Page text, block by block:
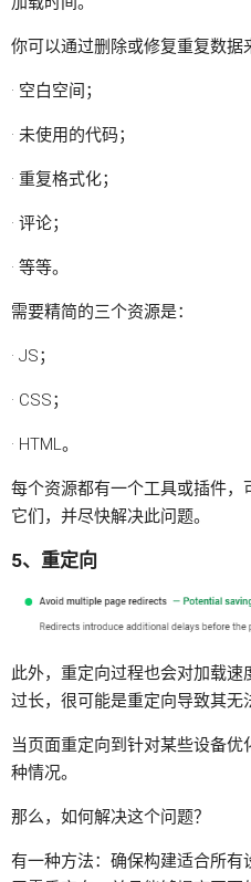
你可以通过删除或修复重复数据
· 空白空间；
· 未使用的代码；
· 重复格式化；
· 评论；
· 等等。
需要精简的三个资源是：
· JS；
· CSS；
· HTML。
每个资源都有一个工具或插件，
它们，并尽快解决此问题。
5、重定向
此外，重定向过程也会对加载
过长，很可能是重定向导致其无
当页面重定向到针对某些设备
种情况。
那么，如何解决这个问题？
有一种方法：确保构建适合所